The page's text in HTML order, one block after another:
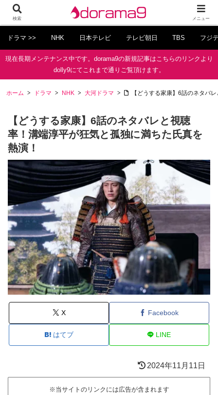
ドラマ >> NHK 日本テレビ テレビ朝日 TBS フジ
現在長期メンテナンス中です。dorama9の新規記事はこちらのリンクより
dolly9にてこれまで通りご覧頂けます。
ホーム ドラマ NHK 大河ドラマ 【どうする家康】6話のネタバ
【どうする家康】6話のネタバレと視聴
率！溝端淳平が狂気と孤独に満ちた氏真を
熱演！
X Facebook
はてブ LINE
2024年11月11日
※当サイトのリンクには広告が含まれます
検索 メニュー